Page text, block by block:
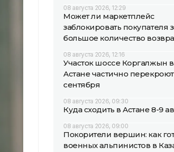
08 августа 2026, 12:29
Может ли маркетплейс
заблокировать покупателя
большое количество
08 августа 2026, 12:16
Участок шоссе Коргалжын в
Астане частично
сентября
08 августа 2026, 09:30
Куда сходить в Астане 8-9
08 августа 2026, 09:00
Покорители вершин: как
военных альпинистов в